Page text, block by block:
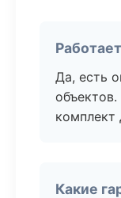
Да, есть
комплект
Какие